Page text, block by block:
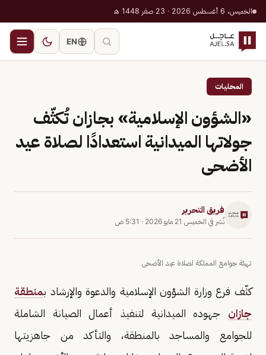
الخميس، 6 أغسطس 2026 · 23 صفر 1448 هـ
EN
المحليات
«الشؤون الإسلامية» بجازان تُكثّف
جولاتها الميدانية استعدادًا لصلاة عيد
الأضحى
فريق التحرير
نُشر في الخميس 21 مايو 2026 · 5:31 ص
تهيئة جوامع المملكة لصلاة عيد الأضحى
كثّف فرع وزارة الشؤون الإسلامية والدعوة والإرشاد بمنطقة
جازان جهوده الميدانية لتنفيذ أعمال الصيانة الشاملة
للجوامع والمساجد بالمنطقة، والتأكد من جاهزيتها